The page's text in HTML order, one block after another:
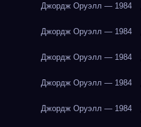
Джордж Оруэлл — 1984
Джордж Оруэлл — 1984
Джордж Оруэлл — 1984
Джордж Оруэлл — 1984
Джордж Оруэлл — 1984